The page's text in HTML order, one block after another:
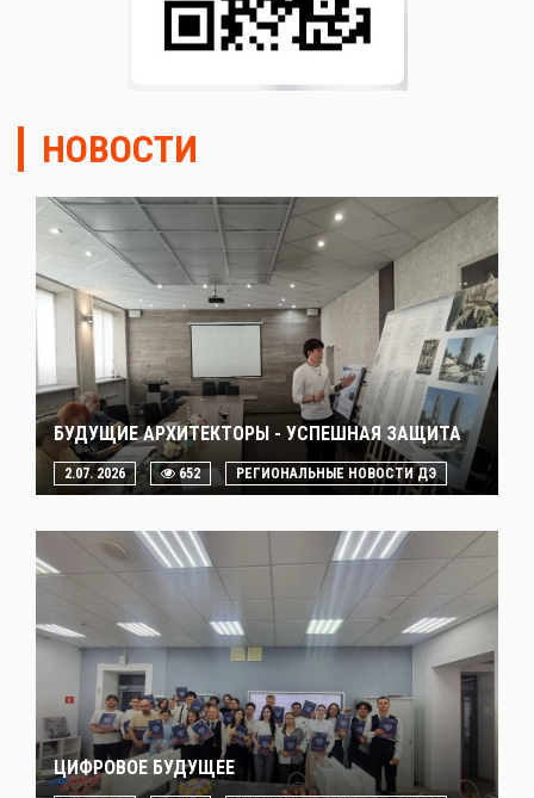
НОВОСТИ
БУДУЩИЕ АРХИТЕКТОРЫ - УСПЕШНАЯ ЗАЩИТА
2.07. 2026 652 РЕГИОНАЛЬНЫЕ НОВОСТИ ДЭ
ЦИФРОВОЕ БУДУЩЕЕ